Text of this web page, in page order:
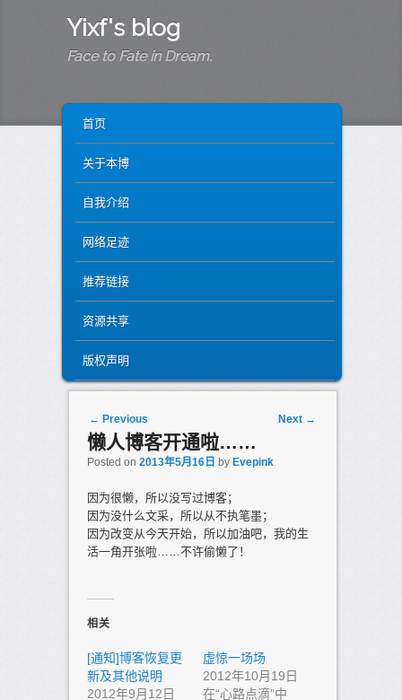
Yixf's blog
Face to Fate in Dream.
SKIP TO PRIMARY CONTENT
SKIP TO SECONDARY CONTENT
首页
关于本博
自我介绍
网络足迹
推荐链接
资源共享
版权声明
Post navigation
← Previous Next →
懒人博客开通啦……
Posted on 2013年5月16日 by Evepink
因为很懒，所以没写过博客；
因为没什么文采，所以从不执笔墨；
因为改变从今天开始，所以加油吧，我的生
活一角开张啦……不许偷懒了！
相关
[通知]博客恢复更
新及其他说明
2012年9月12日
虚惊一场场
2012年10月19日
在“心路点滴”中